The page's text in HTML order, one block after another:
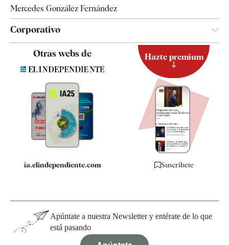
Mercedes González Fernández
Corporativo
Contacto
Quiénes somos
Especificaciones
Otras webs de
ia.elindependiente.com
Hazte premium
Suscríbete
Apúntate a nuestra Newsletter y entérate de lo que
está pasando